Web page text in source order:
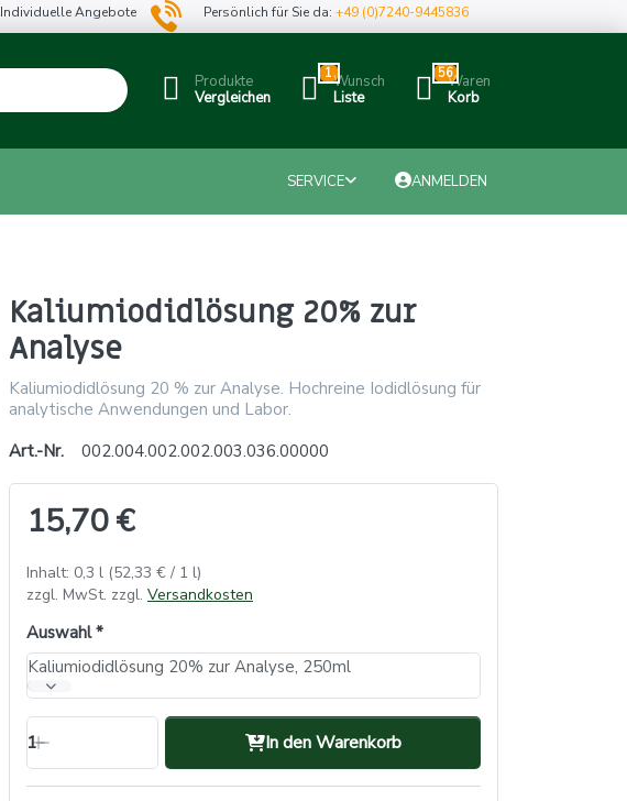
Individuelle Angebote Persönlich für Sie da:+49 (0)7240-9445836
Produkte
Vergleichen
1Wunsch
Liste
56Waren
Korb
SERVICE ANMELDEN
Kaliumiodidlösung 20% zur
Analyse
Kaliumiodidlösung 20 % zur Analyse. Hochreine Iodidlösung für
analytische Anwendungen und Labor.
Art.-Nr.
002.004.002.002.003.036.00000
15,70 €
Inhalt: 0,3 l (52,33 € / 1 l)
zzgl. MwSt. zzgl. Versandkosten
Auswahl
Kaliumiodidlösung 20% zur Analyse, 250ml
1 In den Warenkorb